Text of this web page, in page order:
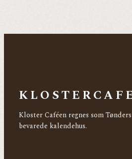
Kloster Caféen regnes som
bevarede kalendehus.